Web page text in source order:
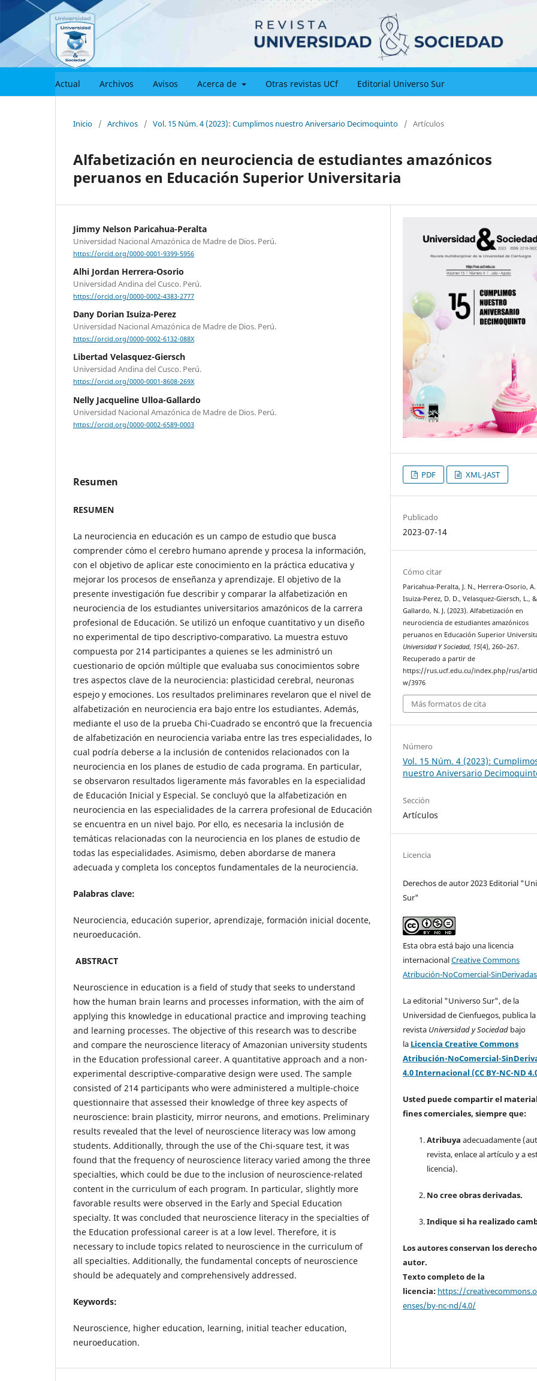
Actual Archivos Avisos Acerca de Otras revistas UCf Editorial Universo Sur
Inicio / Archivos / Vol. 15 Núm. 4 (2023): Cumplimos nuestro Aniversario Decimoquinto / Artículos
Alfabetización en neurociencia de estudiantes amazónicos
peruanos en Educación Superior Universitaria
Jimmy Nelson Paricahua-Peralta
Universidad Nacional Amazónica de Madre de Dios. Perú.
https://orcid.org/0000-0001-9399-5956
Alhi Jordan Herrera-Osorio
Universidad Andina del Cusco. Perú.
https://orcid.org/0000-0002-4383-2777
Dany Dorian Isuiza-Perez
Universidad Nacional Amazónica de Madre de Dios. Perú.
https://orcid.org/0000-0002-6132-088X
Libertad Velasquez-Giersch
Universidad Andina del Cusco. Perú.
https://orcid.org/0000-0001-8608-269X
Nelly Jacqueline Ulloa-Gallardo
Universidad Nacional Amazónica de Madre de Dios. Perú.
https://orcid.org/0000-0002-6589-0003
Resumen
RESUMEN
La neurociencia en educación es un campo de estudio que busca
comprender cómo el cerebro humano aprende y procesa la información,
con el objetivo de aplicar este conocimiento en la práctica educativa y
mejorar los procesos de enseñanza y aprendizaje. El objetivo de la
presente investigación fue describir y comparar la alfabetización en
neurociencia de los estudiantes universitarios amazónicos de la carrera
profesional de Educación. Se utilizó un enfoque cuantitativo y un diseño
no experimental de tipo descriptivo-comparativo. La muestra estuvo
compuesta por 214 participantes a quienes se les administró un
cuestionario de opción múltiple que evaluaba sus conocimientos sobre
tres aspectos clave de la neurociencia: plasticidad cerebral, neuronas
espejo y emociones. Los resultados preliminares revelaron que el nivel de
alfabetización en neurociencia era bajo entre los estudiantes. Además,
mediante el uso de la prueba Chi-Cuadrado se encontró que la frecuencia
de alfabetización en neurociencia variaba entre las tres especialidades, lo
cual podría deberse a la inclusión de contenidos relacionados con la
neurociencia en los planes de estudio de cada programa. En particular,
se observaron resultados ligeramente más favorables en la especialidad
de Educación Inicial y Especial. Se concluyó que la alfabetización en
neurociencia en las especialidades de la carrera profesional de Educación
se encuentra en un nivel bajo. Por ello, es necesaria la inclusión de
temáticas relacionadas con la neurociencia en los planes de estudio de
todas las especialidades. Asimismo, deben abordarse de manera
adecuada y completa los conceptos fundamentales de la neurociencia.
Palabras clave:
Neurociencia, educación superior, aprendizaje, formación inicial docente,
neuroeducación.
ABSTRACT
Neuroscience in education is a field of study that seeks to understand
how the human brain learns and processes information, with the aim of
applying this knowledge in educational practice and improving teaching
and learning processes. The objective of this research was to describe
and compare the neuroscience literacy of Amazonian university students
in the Education professional career. A quantitative approach and a non-
experimental descriptive-comparative design were used. The sample
consisted of 214 participants who were administered a multiple-choice
questionnaire that assessed their knowledge of three key aspects of
neuroscience: brain plasticity, mirror neurons, and emotions. Preliminary
results revealed that the level of neuroscience literacy was low among
students. Additionally, through the use of the Chi-square test, it was
found that the frequency of neuroscience literacy varied among the three
specialties, which could be due to the inclusion of neuroscience-related
content in the curriculum of each program. In particular, slightly more
favorable results were observed in the Early and Special Education
specialty. It was concluded that neuroscience literacy in the specialties of
the Education professional career is at a low level. Therefore, it is
necessary to include topics related to neuroscience in the curriculum of
all specialties. Additionally, the fundamental concepts of neuroscience
should be adequately and comprehensively addressed.
Keywords:
Neuroscience, higher education, learning, initial teacher education,
neuroeducation.
PDF XML-JAST
Publicado
2023-07-14
Cómo citar
Paricahua-Peralta, J. N., Herrera-Osorio, A.
Isuiza-Perez, D. D., Velasquez-Giersch, L.,
Gallardo, N. J. (2023). Alfabetización en
neurociencia de estudiantes amazónicos
peruanos en Educación Superior
Universidad Y Sociedad, 15(4), 260–267.
Recuperado a partir de
https://rus.ucf.edu.cu/index.php/rus/
w/3976
Más formatos de cita
Número
Vol. 15 Núm. 4 (2023):
nuestro Aniversario
Sección
Artículos
Licencia
Derechos de autor 2023 Editorial
Sur"
Esta obra está bajo una licencia
internacionalCreative Commons
Atribución-NoComercial-
La editorial "Universo Sur", de la
Universidad de Cienfuegos, publica la
revista Universidad y Sociedad bajo
la Licencia Creative Commons
Atribución-NoComercial-
4.0 Internacional (CC BY-NC-ND
Usted puede compartir el
fines comerciales, siempre que:
Atribuya adecuadamente
revista, enlace al artículo y a
licencia).
No cree obras derivadas.
Indique si ha realizado
Los autores conservan los
autor.
Texto completo de la
licencia: https://
enses/by-nc-nd/4.0/